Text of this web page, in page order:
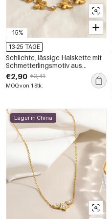
-15%
13-25 TAGE
Schlichte, lässige Halskette mit
Schmetterlingsmotiv aus
Edelstahl, wasserdicht,
goldfarben, für Damen
€2,90 €3,41
MOQ von 1 Stk.
Lager in China